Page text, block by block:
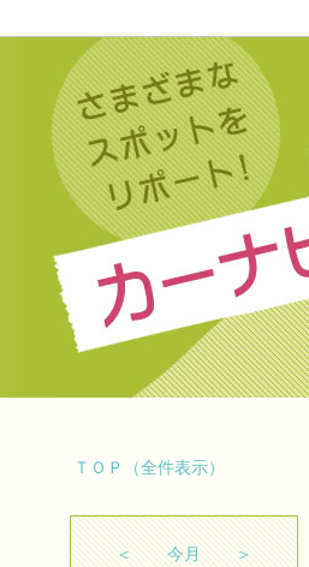
ＴＯＰ（全件表示）
＜ 今月
＞